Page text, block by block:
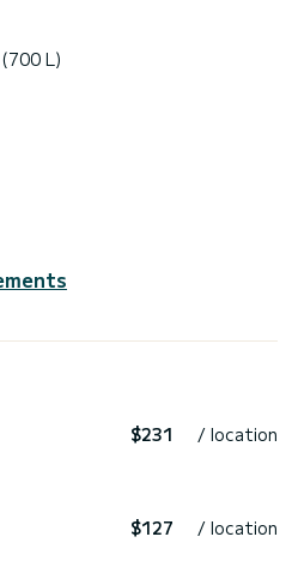
L)
$231 / location
$127 / location